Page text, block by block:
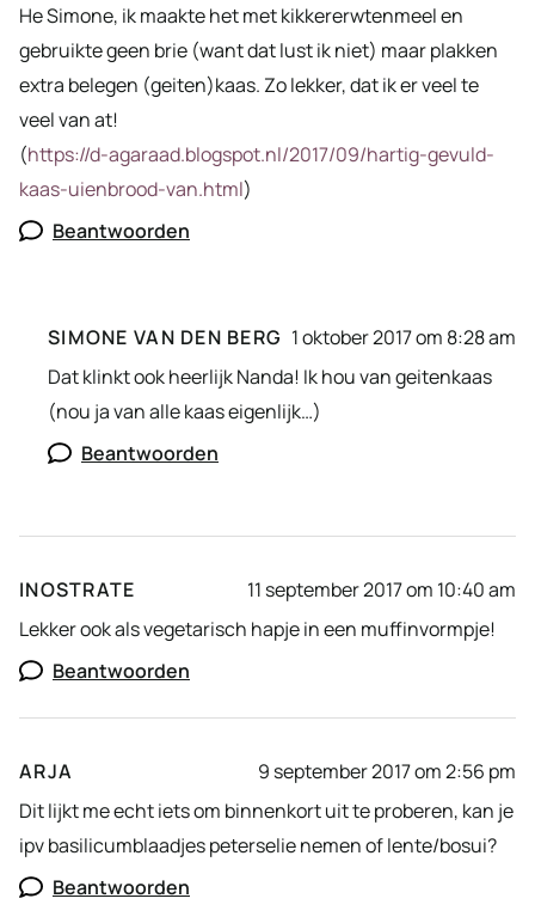
He Simone, ik maakte het met kikkererwtenmeel en
gebruikte geen brie (want dat lust ik niet) maar plakken
extra belegen (geiten)kaas. Zo lekker, dat ik er veel te
veel van at!
(https://d-agaraad.blogspot.nl/2017/09/hartig-gevuld-
kaas-uienbrood-van.html)
Beantwoorden
SIMONE VAN DEN BERG 1 oktober 2017 om 8:28 am
Dat klinkt ook heerlijk Nanda! Ik hou van geitenkaas
(nou ja van alle kaas eigenlijk…)
Beantwoorden
INOSTRATE
11 september 2017 om 10:40 am
Lekker ook als vegetarisch hapje in een muffinvormpje!
Beantwoorden
ARJA
9 september 2017 om 2:56 pm
Dit lijkt me echt iets om binnenkort uit te proberen, kan je
ipv basilicumblaadjes peterselie nemen of lente/bosui?
Beantwoorden